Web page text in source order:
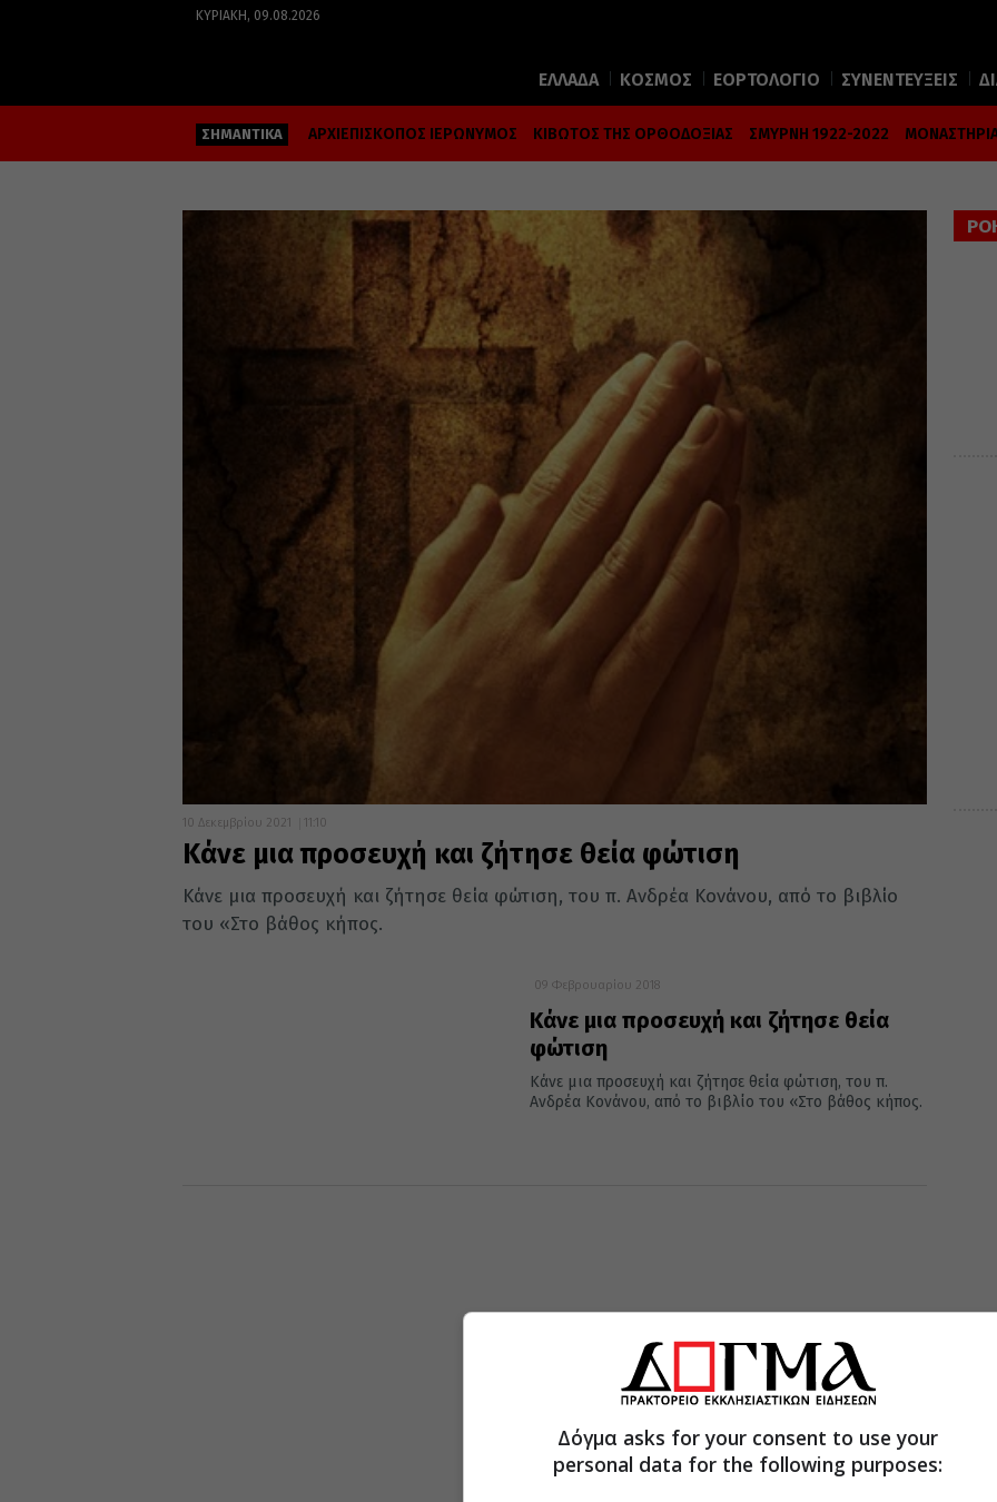
ΚΥΡΙΑΚΉ, 09.08.2026
ΕΛΛΑΔΑ ΚΟΣΜΟΣ ΕΟΡΤΟΛΟΓΙΟ ΣΥΝΕΝΤΕΥΞΕΙΣ
ΣΗΜΑΝΤΙΚΑ ΑΡΧΙΕΠΙΣΚΟΠΟΣ ΙΕΡΩΝΥΜΟΣ ΚΙΒΩΤΟΣ ΤΗΣ ΟΡΘΟΔΟΞΙΑΣ ΣΜΥΡΝΗ 1922-2022
10 Δεκεμβρίου 2021 11:10
Κάνε μια προσευχή και ζήτησε θεία φώτιση
Κάνε μια προσευχή και ζήτησε θεία φώτιση, του π. Ανδρέα Κονάνου, από το βιβλίο
του «Στο βάθος κήπος.
09 Φεβρουαρίου 2018
Κάνε μια προσευχή και ζήτησε θεία
φώτιση
Κάνε μια προσευχή και ζήτησε θεία φώτιση, του π.
Ανδρέα Κονάνου, από το βιβλίο του «Στο βάθος κήπος.
Δόγμα asks for your consent to use your
personal data for the following purposes: